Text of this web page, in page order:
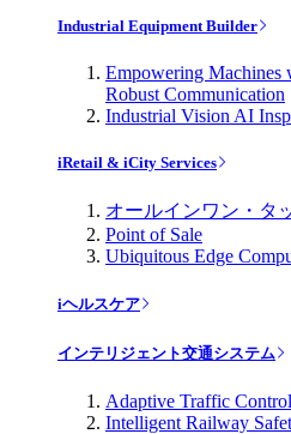
Industrial Equipment Builder
Empowering
Robust Communication
Industrial Vision AI
iRetail & iCity Services
オールインワン・タ
Point of Sale
Ubiquitous Edge
iヘルスケア
インテリジェント交通システム
Adaptive Traffic
Intelligent Railway